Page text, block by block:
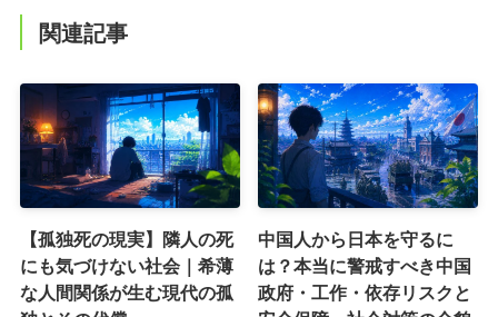
関連記事
【孤独死の現実】隣人の死
にも気づけない社会｜希薄
な人間関係が生む現代の孤
中国人から日本を守るに
は？本当に警戒すべき中国
政府・工作・依存リスクと